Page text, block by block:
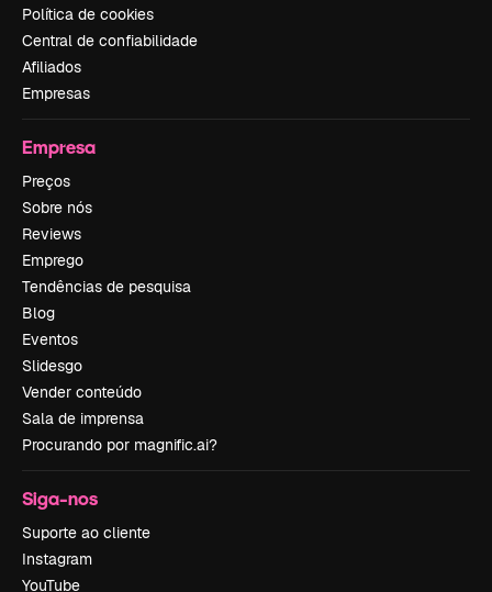
Política de cookies
Central de confiabilidade
Afiliados
Empresas
Empresa
Preços
Sobre nós
Reviews
Emprego
Tendências de pesquisa
Blog
Eventos
Slidesgo
Vender conteúdo
Sala de imprensa
Procurando por magnific.ai?
Siga-nos
Suporte ao cliente
Instagram
YouTube